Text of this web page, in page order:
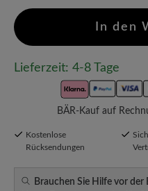
In den
Lieferzeit: 4-8 Tage
BÄR-Kauf auf
Kostenlose
Rücksendungen
Brauchen Sie Hilfe vor der